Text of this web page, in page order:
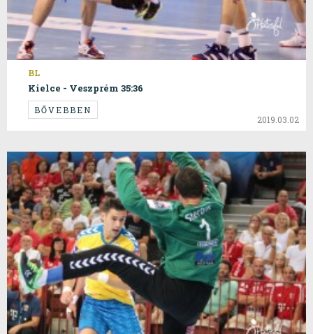
BL
Kielce - Veszprém 35:36
BŐVEBBEN
2019.03.02